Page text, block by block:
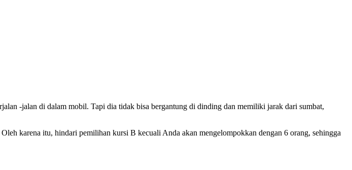
-jalan di dalam mobil. Tapi dia tidak bisa bergantung di dinding dan memiliki jarak dari sumbat,
karena itu, hindari pemilihan kursi B kecuali Anda akan mengelompokkan dengan 6 orang, sehingga